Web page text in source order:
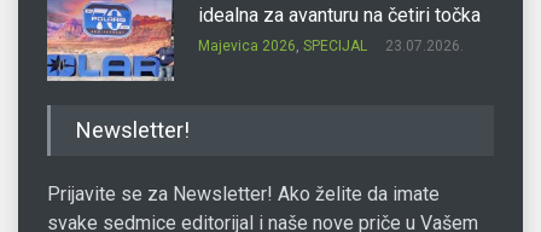
idealna za avanturu na četiri točka
Majevica 2026, SPECIJAL 23.07.2026.
Newsletter!
Prijavite se za Newsletter! Ako želite da imate
svake sedmice editorijal i naše nove priče u Vašem